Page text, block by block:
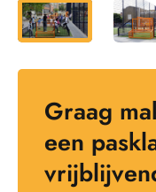
Graag
een